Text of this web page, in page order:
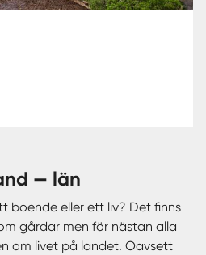
— län
boende eller ett liv? Det finns
gårdar men för nästan alla
om livet på landet. Oavsett